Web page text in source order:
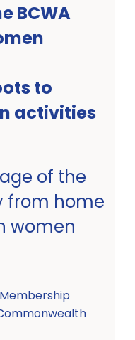
BCWA
to
activities
of the
from home
women